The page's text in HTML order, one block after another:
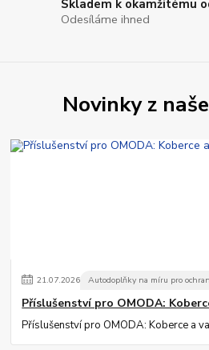
Skladem k okamžitému
Odesíláme ihned
Novinky z
21.07.2026 Autodoplňky na míru pro
Příslušenství pro OMODA:
Příslušenství pro OMODA: Koberce a